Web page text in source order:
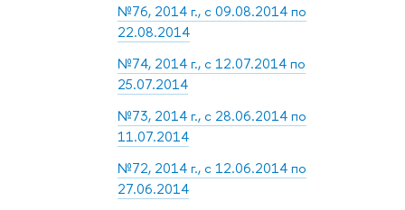
№76, 2014 г., с 09.08.2014 по
22.08.2014
№74, 2014 г., с 12.07.2014 по
25.07.2014
№73, 2014 г., с 28.06.2014 по
11.07.2014
№72, 2014 г., с 12.06.2014 по
27.06.2014